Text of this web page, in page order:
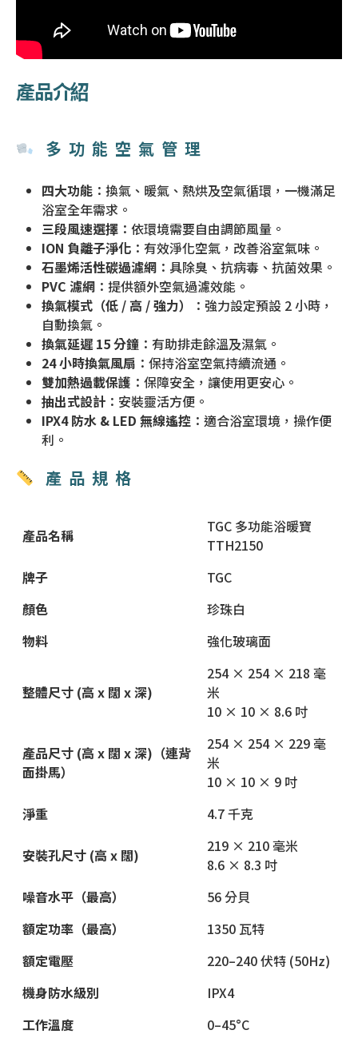
產品介紹
多功能空氣管理
四大功能 ：換氣、暖氣、熱烘及空氣循環，一機滿足
浴室全年需求。
三段風速選擇 ：依環境需要自由調節風量。
ION 負離子淨化 ：有效淨化空氣，改善浴室氣味。
石墨烯活性碳過濾網 ：具除臭、抗病毒、抗菌效果。
PVC 濾網 ：提供額外空氣過濾效能。
換氣模式（低 / 高 / 強力）
：強力設定預設 2 小時，
自動換氣。
換氣延遲 15 分鐘 ：有助排走餘溫及濕氣。
24 小時換氣風扇 ：保持浴室空氣持續流通。
雙加熱過載保護 ：保障安全，讓使用更安心。
抽出式設計 ：安裝靈活方便。
IPX4 防水 & LED 無線遙控 ：適合浴室環境，操作便
利。
產品規格
產品名稱
TGC 多功能浴暖寶
TTH2150
牌子
TGC
顏色
珍珠白
物料
強化玻璃面
整體尺寸 (高 x 闊 x 深)
254 × 254 × 218 毫
米
10 × 10 × 8.6 吋
產品尺寸 (高 x 闊 x 深)（連背
面掛馬）
254 × 254 × 229 毫
米
10 × 10 × 9 吋
淨重
4.7 千克
安裝孔尺寸 (高 x 闊)
219 × 210 毫米
8.6 × 8.3 吋
噪音水平（最高）
56 分貝
額定功率（最高）
1350 瓦特
額定電壓
220–240 伏特 (50Hz)
機身防水級別
IPX4
工作溫度
0–45°C